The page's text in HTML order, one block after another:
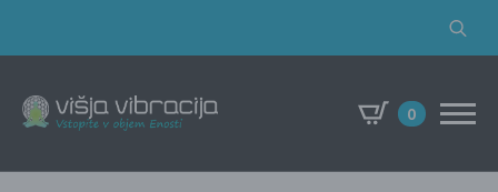
Search
0